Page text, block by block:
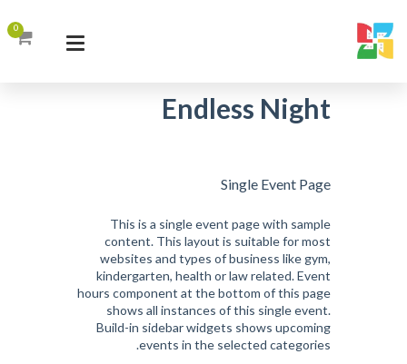
0
Endless Night
Single Event Page
This is a single event page with sample
content. This layout is suitable for most
websites and types of business like gym,
kindergarten, health or law related. Event
hours component at the bottom of this page
shows all instances of this single event.
Build-in sidebar widgets shows upcoming
events in the selected categories.